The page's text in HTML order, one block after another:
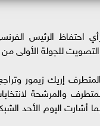
احتفاظ الرئيس
للجولة الأولى من
إريك زيمور
والمرشحة
أشارت اليوم الأحد